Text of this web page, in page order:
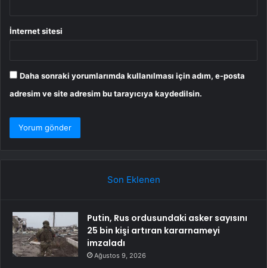
İnternet sitesi
Daha sonraki yorumlarımda kullanılması için adım, e-posta
adresim ve site adresim bu tarayıcıya kaydedilsin.
Son Eklenen
Putin, Rus ordusundaki asker sayısını
25 bin kişi artıran kararnameyi
imzaladı
Ağustos 9, 2026